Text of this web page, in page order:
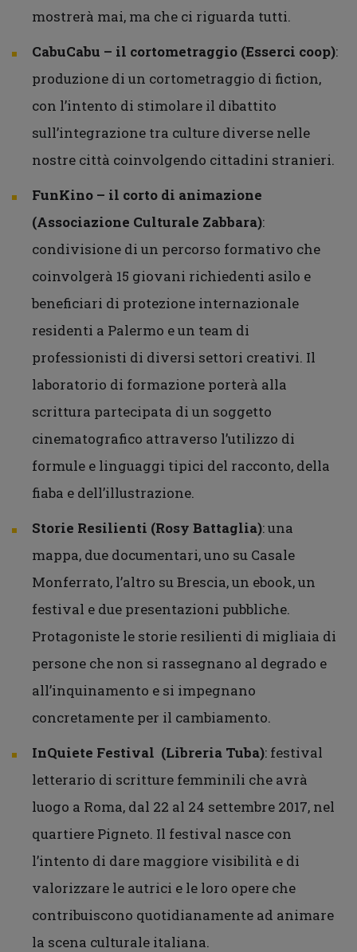
mostrerà mai, ma che ci riguarda tutti.
CabuCabu – il cortometraggio (Esserci coop):
produzione di un cortometraggio di fiction,
con l’intento di stimolare il dibattito
sull’integrazione tra culture diverse nelle
nostre città coinvolgendo cittadini stranieri.
FunKino – il corto di animazione
(Associazione Culturale Zabbara):
condivisione di un percorso formativo che
coinvolgerà 15 giovani richiedenti asilo e
beneficiari di protezione internazionale
residenti a Palermo e un team di
professionisti di diversi settori creativi. Il
laboratorio di formazione porterà alla
scrittura partecipata di un soggetto
cinematografico attraverso l’utilizzo di
formule e linguaggi tipici del racconto, della
fiaba e dell’illustrazione.
Storie Resilienti (Rosy Battaglia): una
mappa, due documentari, uno su Casale
Monferrato, l’altro su Brescia, un ebook, un
festival e due presentazioni pubbliche.
Protagoniste le storie resilienti di migliaia di
persone che non si rassegnano al degrado e
all’inquinamento e si impegnano
concretamente per il cambiamento.
InQuiete Festival (Libreria Tuba): festival
letterario di scritture femminili che avrà
luogo a Roma, dal 22 al 24 settembre 2017, nel
quartiere Pigneto. Il festival nasce con
l’intento di dare maggiore visibilità e di
valorizzare le autrici e le loro opere che
contribuiscono quotidianamente ad animare
la scena culturale italiana.